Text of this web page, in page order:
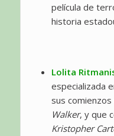
película de
historia
Lolita
especializada
sus
Walker, y que
Kristopher